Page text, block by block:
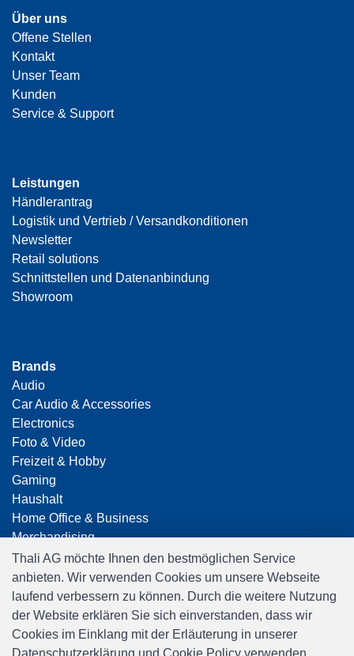
Über uns
Offene Stellen
Kontakt
Unser Team
Kunden
Service & Support
Leistungen
Händlerantrag
Logistik und Vertrieb / Versandkonditionen
Newsletter
Retail solutions
Schnittstellen und Datenanbindung
Showroom
Brands
Audio
Car Audio & Accessories
Electronics
Foto & Video
Freizeit & Hobby
Gaming
Haushalt
Home Office & Business
Merchandising
Smart Home
Spielwaren
Travel
Thali AG möchte Ihnen den bestmöglichen Service
anbieten. Wir verwenden Cookies um unsere Webseite
laufend verbessern zu können. Durch die weitere Nutzung
der Website erklären Sie sich einverstanden, dass wir
Cookies im Einklang mit der Erläuterung in unserer
Datenschutzerklärung und Cookie Policy verwenden.